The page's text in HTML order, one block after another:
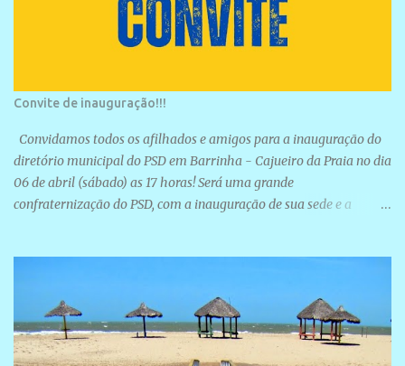
Convite de inauguração!!!
Convidamos todos os afilhados e amigos para a inauguração do
diretório municipal do PSD em Barrinha - Cajueiro da Praia no dia
06 de abril (sábado) as 17 horas! Será uma grande
confraternização do PSD, com a inauguração de sua sede e a